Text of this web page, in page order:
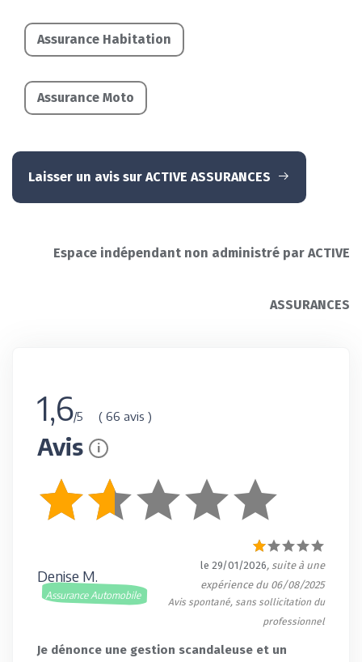
Assurance Habitation
Assurance Moto
Laisser un avis sur ACTIVE ASSURANCES
Espace indépendant non administré par ACTIVE
ASSURANCES
1,6/5 ( 66 avis )
Avis i
Denise M.
Assurance Automobile
le 29/01/2026, suite à une
expérience du 06/08/2025
Avis spontané, sans sollicitation du
professionnel
Je dénonce une gestion scandaleuse et un